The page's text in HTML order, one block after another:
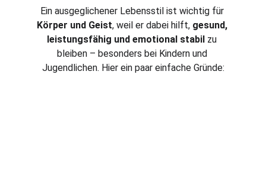
Ein ausgeglichener Lebensstil ist wichtig für
Körper und Geist, weil er dabei hilft, gesund,
leistungsfähig und emotional stabil zu
bleiben – besonders bei Kindern und
Jugendlichen. Hier ein paar einfache Gründe: